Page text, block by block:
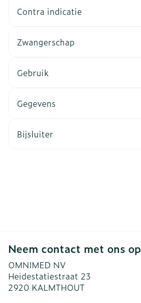
Contra indicatie
Zwangerschap
Gebruik
Gegevens
Bijsluiter
Neem contact met ons op
OMNIMED NV
Heidestatiestraat 23
2920 KALMTHOUT